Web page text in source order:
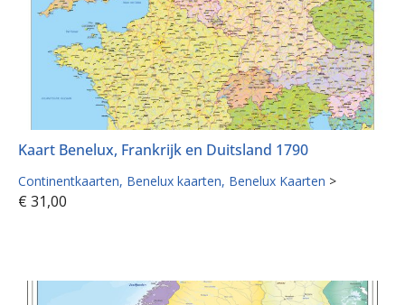
Kaart Benelux, Frankrijk en Duitsland 1790
Continentkaarten Benelux kaarten Benelux Kaarten >
€ 31,00